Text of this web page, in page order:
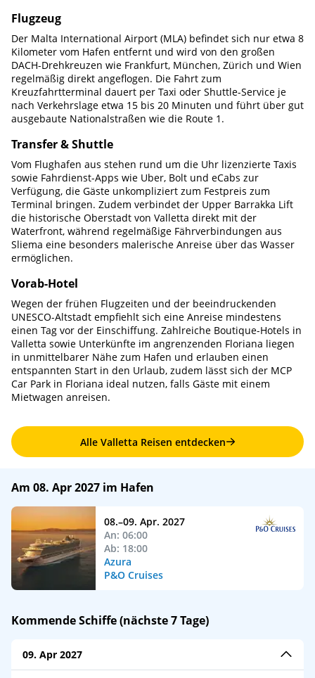
Flugzeug
Der Malta International Airport (MLA) befindet sich nur etwa 8
Kilometer vom Hafen entfernt und wird von den großen
DACH-Drehkreuzen wie Frankfurt, München, Zürich und Wien
regelmäßig direkt angeflogen. Die Fahrt zum
Kreuzfahrtterminal dauert per Taxi oder Shuttle-Service je
nach Verkehrslage etwa 15 bis 20 Minuten und führt über gut
ausgebaute Nationalstraßen wie die Route 1.
Transfer & Shuttle
Vom Flughafen aus stehen rund um die Uhr lizenzierte Taxis
sowie Fahrdienst-Apps wie Uber, Bolt und eCabs zur
Verfügung, die Gäste unkompliziert zum Festpreis zum
Terminal bringen. Zudem verbindet der Upper Barrakka Lift
die historische Oberstadt von Valletta direkt mit der
Waterfront, während regelmäßige Fährverbindungen aus
Sliema eine besonders malerische Anreise über das Wasser
ermöglichen.
Vorab-Hotel
Wegen der frühen Flugzeiten und der beeindruckenden
UNESCO-Altstadt empfiehlt sich eine Anreise mindestens
einen Tag vor der Einschiffung. Zahlreiche Boutique-Hotels in
Valletta sowie Unterkünfte im angrenzenden Floriana liegen
in unmittelbarer Nähe zum Hafen und erlauben einen
entspannten Start in den Urlaub, zudem lässt sich der MCP
Car Park in Floriana ideal nutzen, falls Gäste mit einem
Mietwagen anreisen.
Alle Valletta Reisen entdecken
Am 08. Apr 2027 im Hafen
08.–09. Apr. 2027
An: 06:00
Ab: 18:00
Azura
P&O Cruises
Kommende Schiffe (nächste 7 Tage)
09. Apr 2027